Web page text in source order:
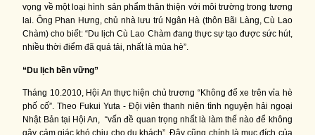
vọng về một loại hình sản phẩm thân thiện với môi trường trong tương
lai. Ông Phan Hưng, chủ nhà lưu trú Ngân Hà (thôn Bãi Làng, Cù Lao
Chàm) cho biết: “Du lịch Cù Lao Chàm đang thực sự tạo được sức hút,
nhiều thời điểm đã quá tải, nhất là mùa hè”.
“Du lịch bền vững”
Tháng 10.2010, Hội An thực hiện chủ trương “Không để xe trên vỉa hè
phố cố”. Theo Fukui Yuta - Đội viên thanh niên tình nguyện hải ngoại
Nhật Bản tại Hội An, “vấn đề quan trọng nhất là làm thế nào để không
gây cảm giác khó chịu cho du khách”. Đây cũng chính là mục đích của